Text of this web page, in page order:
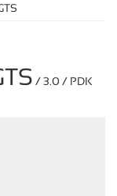
/ 3.0 / PDK